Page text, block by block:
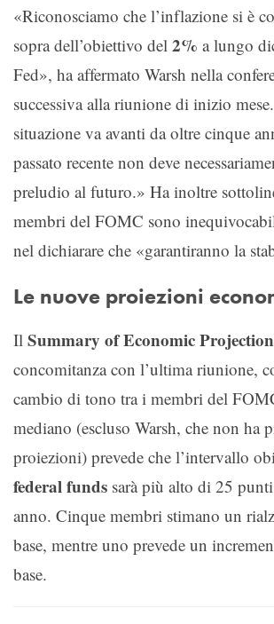
«Riconosciamo che l’inflazione si è
sopra dell’obiettivo del 2% a lungo
Fed», ha affermato Warsh nella
successiva alla riunione di inizio
situazione va avanti da oltre cinque
passato recente non deve
preludio al futuro.» Ha inoltre
membri del FOMC sono
nel dichiarare che «garantiranno la
Le nuove proiezioni
Il Summary of Economic
concomitanza con l’ultima riunione,
cambio di tono tra i membri del
mediano (escluso Warsh, che non ha
proiezioni) prevede che l’intervallo
federal funds sarà più alto di 25
anno. Cinque membri stimano un
base, mentre uno prevede un
base.